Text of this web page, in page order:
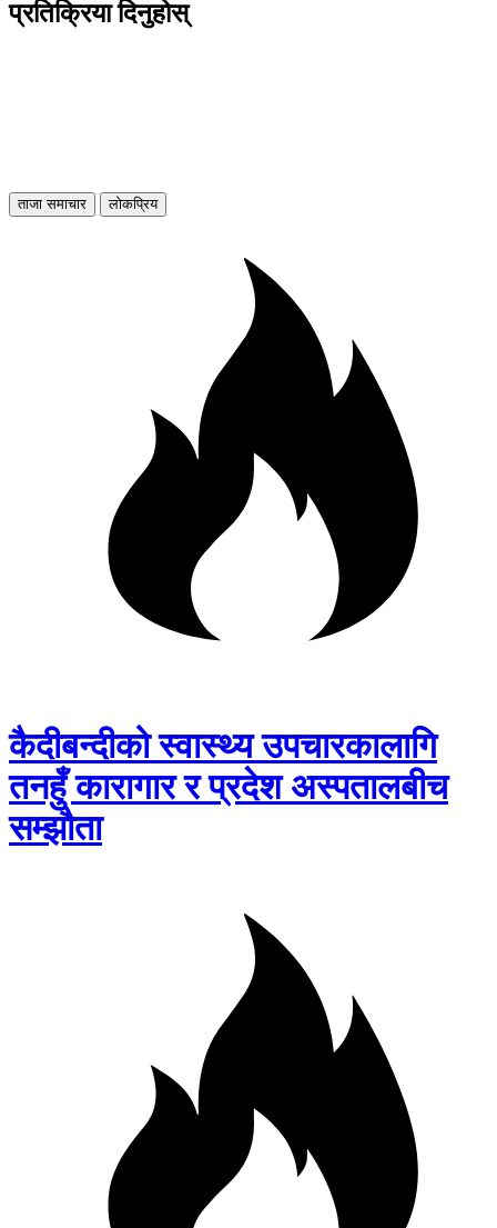
प्रतिक्रिया दिनुहोस्
ताजा समाचार लोकप्रिय
कैदीबन्दीको स्वास्थ्य उपचारकालागि
तनहुँ कारागार र प्रदेश अस्पतालबीच
सम्झौता